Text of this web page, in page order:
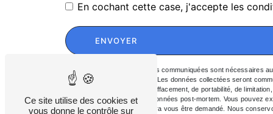
En cochant cette case, j'accepte les
ENVOYER
** Les données personnelles communiquées sont nécessaires
répondre à votre message. Les données collectées seront
d’accès, de rectification, d’effacement, de portabilité, de
d’organiser le sort de vos données post-mortem. Vous pouvez
Un justificatif d'identité pourra vous être demandé. Nous
Ce site utilise des cookies et
vous donne le contrôle sur